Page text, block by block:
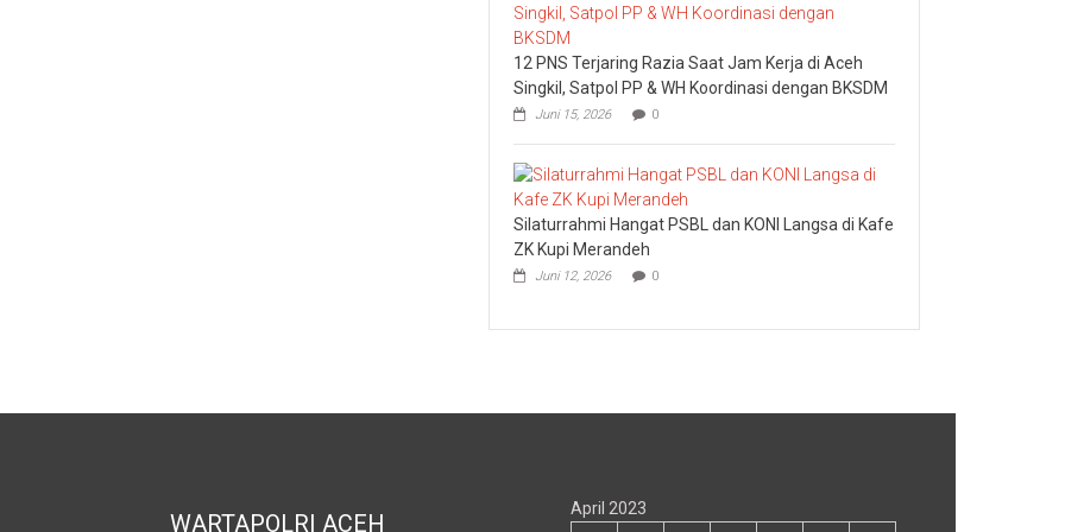
12 PNS Terjaring Razia Saat Jam Kerja di Aceh
Singkil, Satpol PP & WH Koordinasi dengan BKSDM
Juni 15, 2026 0
Silaturrahmi Hangat PSBL dan KONI Langsa di Kafe
ZK Kupi Merandeh
Juni 12, 2026 0
WARTAPOLRI ACEH
April 2023